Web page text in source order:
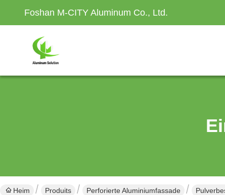
Foshan M-CITY Aluminum Co., Ltd.
Heim Produits Perforierte Aluminiumfassade